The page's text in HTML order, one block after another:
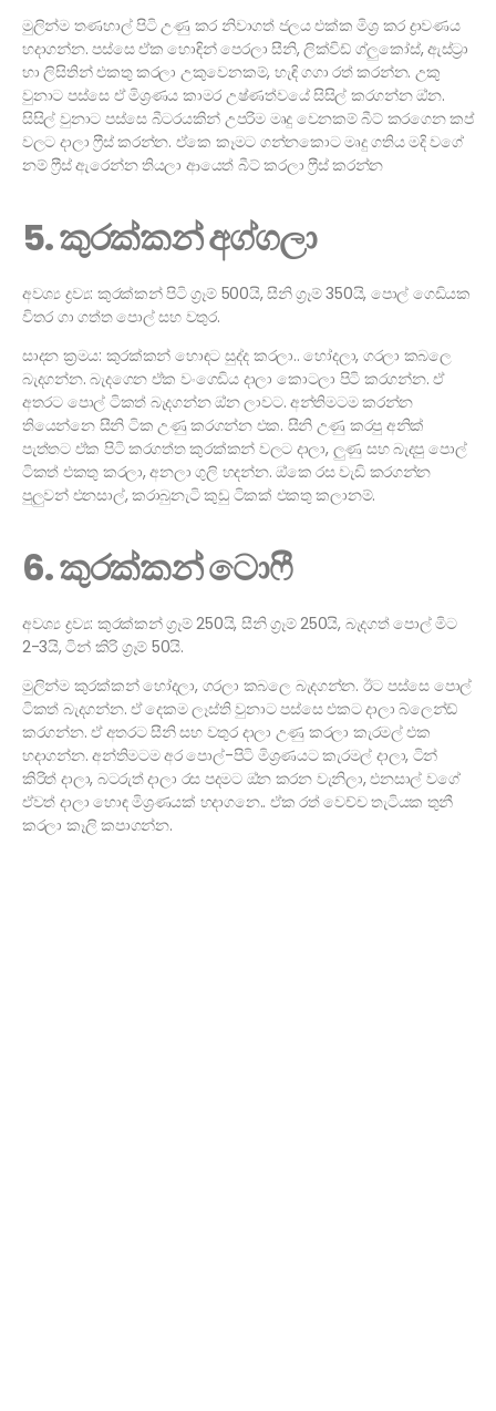
මුලින්ම තණහාල් පිටි උණු කර නිවාගත් ජලය එක්ක මිශ්‍ර කර ද්‍රාවණය
හදාගන්න. පස්සෙ ඒක හොඳින් පෙරලා සීනි, ලික්විඩ් ග්ලුකෝස්, ඇස්ට්‍රා
හා ලිසිතින් එකතු කරලා උකුවෙනකම්, හැඳි ගගා රත් කරන්න. උකු
වුනාට පස්සෙ ඒ මිශ්‍රණය කාමර උෂ්ණත්වයේ සිසිල් කරගන්න ඔ්න.
සිසිල් වුනාට පස්සෙ බීටරයකින් උපරිම මෘදු වෙනකම් බීට් කරගෙන කප්
වලට දාලා ෆ්‍රීස් කරන්න. ඒකෙ කෑමට ගන්නකොට මෘදු ගතිය මදි වගේ
නම් ෆ්‍රීස් ඇරෙන්න තියලා ආයෙත් බීට් කරලා ෆ්‍රීස් කරන්න
5. කුරක්කන් අග්ගලා
අවශ්‍ය ද්‍රව්‍ය: කුරක්කන් පිටි ග්‍රෑම් 500යි, සීනි ග්‍රෑම් 350යි, පොල් ගෙඩියක
විතර ගා ගත්ත පොල් සහ වතුර.
සාදන ක්‍රමය: කුරක්කන් හොඳට සුද්ද කරලා.. හෝදලා, ගරලා කබලෙ
බැදගන්න. බැදගෙන ඒක වංගෙඩිය දාලා කොටලා පිටි කරගන්න. ඒ
අතරට පොල් ටිකත් බැදගන්න ඔ්න ලාවට. අන්තිමටම කරන්න
තියෙන්නෙ සීනි ටික උණු කරගන්න එක. සීනි උණු කරපු අනික්
පැත්තට ඒක පිටි කරගත්ත කුරක්කන් වලට දාලා, ලුණු සහ බැදපු පොල්
ටිකත් එකතු කරලා, අනලා ගුලි හදන්න. ඔ්කෙ රස වැඩි කරගන්න
පුලුවන් එනසාල්, කරාබුනැටි කුඩු ටිකක් එකතු කලානම්.
6. කුරක්කන් ටොෆී
අවශ්‍ය ද්‍රව්‍ය: කුරක්කන් ග්‍රෑම් 250යි, සීනි ග්‍රෑම් 250යි, බැදගත් පොල් මිට
2-3යි, ටින් කිරි ග්‍රෑම් 50යි.
මුලින්ම කුරක්කන් හෝදලා, ගරලා කබලෙ බැදගන්න. ඊට පස්සෙ පොල්
ටිකත් බැදගන්න. ඒ දෙකම ලෑස්ති වුනාට පස්සෙ එකට දාලා බ්ලෙන්ඩ්
කරගන්න. ඒ අතරට සීනි සහ වතුර දාලා උණු කරලා කැරමල් එක
හදාගන්න. අන්තිමටම අර පොල්-පිටි මිශ්‍රණයට කැරමල් දාලා, ටින්
කිරිත් දාලා, බටරුත් දාලා රස පදමට ඔ්න කරන වැනිලා, එනසාල් වගේ
ඒවත් දාලා හොඳ මිශ්‍රණයක් හදාගනෙ.. ඒක රත් වෙච්ච තැටියක තුනී
කරලා කෑලි කපාගන්න.